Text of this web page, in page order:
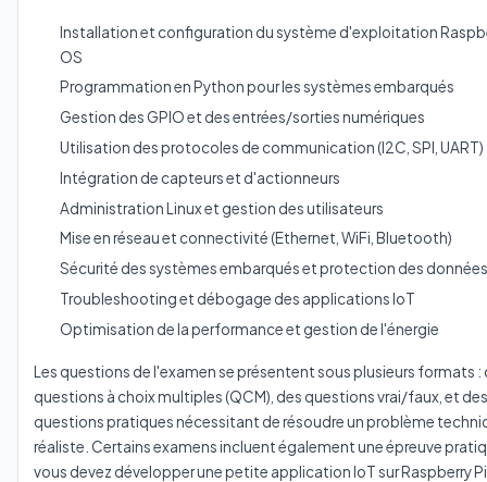
Installation et configuration du système d'exploitation
OS
Programmation en Python pour les systèmes embarqués
Gestion des GPIO et des entrées/sorties numériques
Utilisation des protocoles de communication (I2C, SPI, UART)
Intégration de capteurs et d'actionneurs
Administration Linux et gestion des utilisateurs
Mise en réseau et connectivité (Ethernet, WiFi, Bluetooth)
Sécurité des systèmes embarqués et protection des données
Troubleshooting et débogage des applications IoT
Optimisation de la performance et gestion de l'énergie
Les questions de l'examen se présentent sous plusieurs formats :
questions à choix multiples (QCM), des questions vrai/faux, et des
questions pratiques nécessitant de résoudre un problème
réaliste. Certains examens incluent également une épreuve
vous devez développer une petite application IoT sur Raspberry